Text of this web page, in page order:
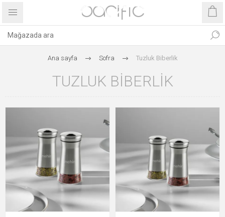
Ana sayfa Sofra Tuzluk Biberlik
TUZLUK BIBERLIK